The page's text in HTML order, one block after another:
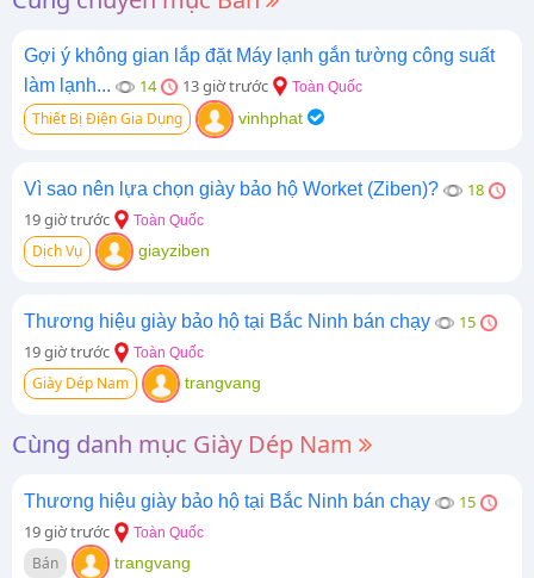
Gợi ý không gian lắp đặt Máy lạnh gắn tường công suất
làm lạnh...
14 13 giờ trước Toàn Quốc
Thiết Bị Điện Gia Dụng vinhphat
Vì sao nên lựa chọn giày bảo hộ Worket (Ziben)?
18
19 giờ trước
Toàn Quốc
Dịch Vụ giayziben
Thương hiệu giày bảo hộ tại Bắc Ninh bán chạy
15
19 giờ trước
Toàn Quốc
Giày Dép Nam trangvang
Cùng danh mục Giày Dép Nam
Thương hiệu giày bảo hộ tại Bắc Ninh bán chạy
15
19 giờ trước
Toàn Quốc
Bán trangvang